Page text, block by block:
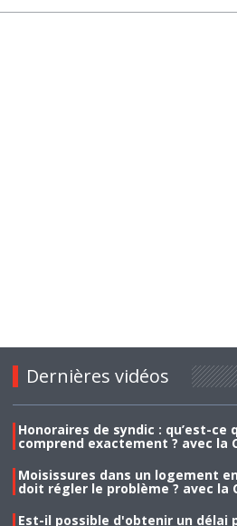
Dernières vidéos
Honoraires de syndic : qu’est-ce
comprend exactement ? avec la
Moisissures dans un logement
doit régler le problème ? avec la
Est-il possible d'obtenir un délai